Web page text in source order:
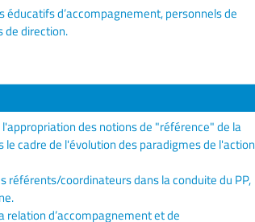
d’accompagnement, personnels de
de direction.
des notions de "référence" de la
cadre de l'évolution des paradigmes de l'action
référents/coordinateurs dans la conduite du PP,
relation d’accompagnement et de